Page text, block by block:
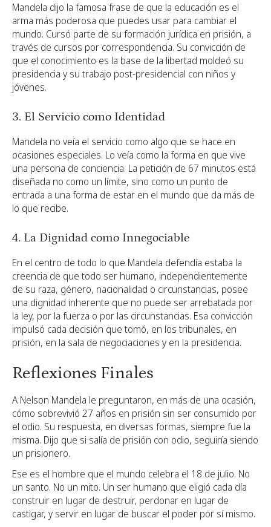
Mandela dijo la famosa frase de que la educación es el
arma más poderosa que puedes usar para cambiar el
mundo. Cursó parte de su formación jurídica en prisión, a
través de cursos por correspondencia. Su convicción de
que el conocimiento es la base de la libertad moldeó su
presidencia y su trabajo post-presidencial con niños y
jóvenes.
3. El Servicio como Identidad
Mandela no veía el servicio como algo que se hace en
ocasiones especiales. Lo veía como la forma en que vive
una persona de conciencia. La petición de 67 minutos está
diseñada no como un límite, sino como un punto de
entrada a una forma de estar en el mundo que da más de
lo que recibe.
4. La Dignidad como Innegociable
En el centro de todo lo que Mandela defendía estaba la
creencia de que todo ser humano, independientemente
de su raza, género, nacionalidad o circunstancias, posee
una dignidad inherente que no puede ser arrebatada por
la ley, por la fuerza o por las circunstancias. Esa convicción
impulsó cada decisión que tomó, en los tribunales, en
prisión, en la sala de negociaciones y en la presidencia.
Reflexiones Finales
A Nelson Mandela le preguntaron, en más de una ocasión,
cómo sobrevivió 27 años en prisión sin ser consumido por
el odio. Su respuesta, en diversas formas, siempre fue la
misma. Dijo que si salía de prisión con odio, seguiría siendo
un prisionero.
Ese es el hombre que el mundo celebra el 18 de julio. No
un santo. No un mito. Un ser humano que eligió cada día
construir en lugar de destruir, perdonar en lugar de
castigar, y servir en lugar de buscar el poder por sí mismo.